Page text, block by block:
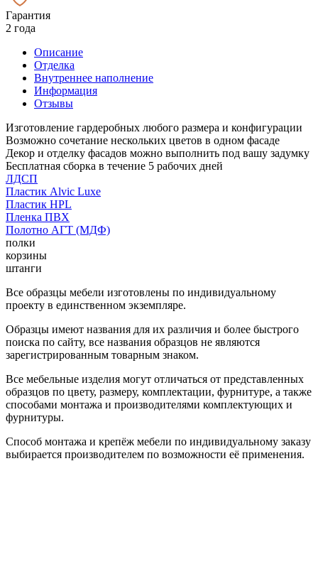
Гарантия
2 года
Описание
Отделка
Внутреннее наполнение
Информация
Отзывы
Изготовление гардеробных любого размера и конфигурации
Возможно сочетание нескольких цветов в одном фасаде
Декор и отделку фасадов можно выполнить под вашу задумку
Бесплатная сборка в течение 5 рабочих дней
ЛДСП
Пластик Alvic Luxe
Пластик HPL
Пленка ПВХ
Полотно АГТ (МДФ)
полки
корзины
штанги
Все образцы мебели изготовлены по индивидуальному
проекту в единственном экземпляре.
Образцы имеют названия для их различия и более быстрого
поиска по сайту, все названия образцов не являются
зарегистрированным товарным знаком.
Все мебельные изделия могут отличаться от представленных
образцов по цвету, размеру, комплектации, фурнитуре, а также
способами монтажа и производителями комплектующих и
фурнитуры.
Способ монтажа и крепёж мебели по индивидуальному заказу
выбирается производителем по возможности её применения.